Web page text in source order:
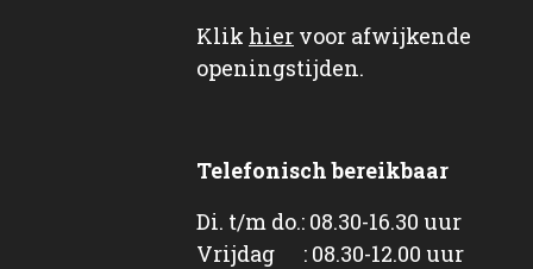
Klik hier voor afwijkende
openingstijden.
Telefonisch bereikbaar
Di. t/m do.: 08.30-16.30 uur
Vrijdag : 08.30-12.00 uur